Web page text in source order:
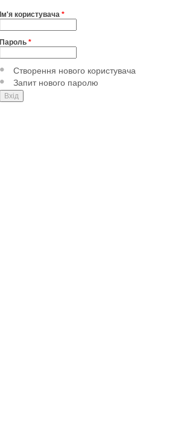
Ім'я користувача *
Пароль *
Створення нового користувача
Запит нового паролю